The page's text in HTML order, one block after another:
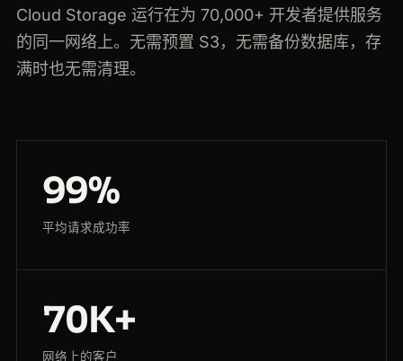
Cloud Storage 运行在为 70,000+ 开发者提供服务
的同一网络上。无需预置 S3，无需备份数据库，存
满时也无需清理。
99%
平均请求成功率
70K+
网络上的客户